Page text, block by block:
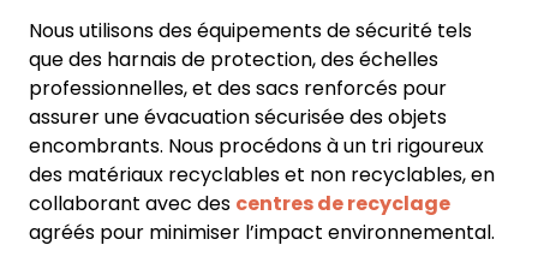
Nous utilisons des équipements de sécurité tels
que des harnais de protection, des échelles
professionnelles, et des sacs renforcés pour
assurer une évacuation sécurisée des objets
encombrants. Nous procédons à un tri rigoureux
des matériaux recyclables et non recyclables, en
collaborant avec des centres de recyclage
agréés pour minimiser l’impact environnemental.